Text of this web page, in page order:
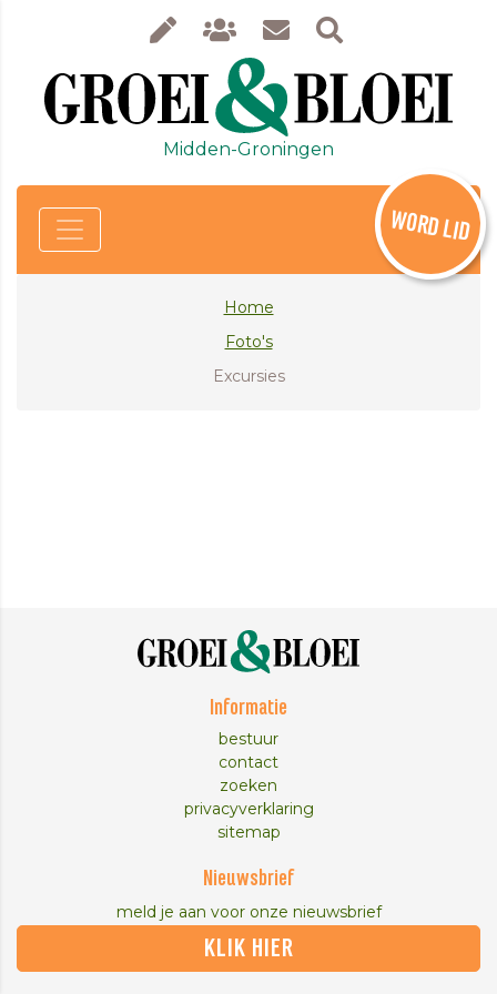
Midden-Groningen
WORD LID
Home
Foto's
Excursies
Informatie
bestuur
contact
zoeken
privacyverklaring
sitemap
Nieuwsbrief
meld je aan voor onze nieuwsbrief
KLIK HIER